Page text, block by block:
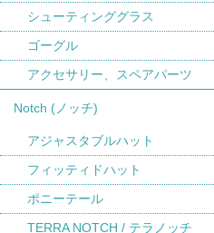
シューティンググラス
ゴーグル
アクセサリー、スペアパーツ
Notch (ノッチ)
アジャスタブルハット
フィッティドハット
ポニーテール
TERRA NOTCH / テラノッチ